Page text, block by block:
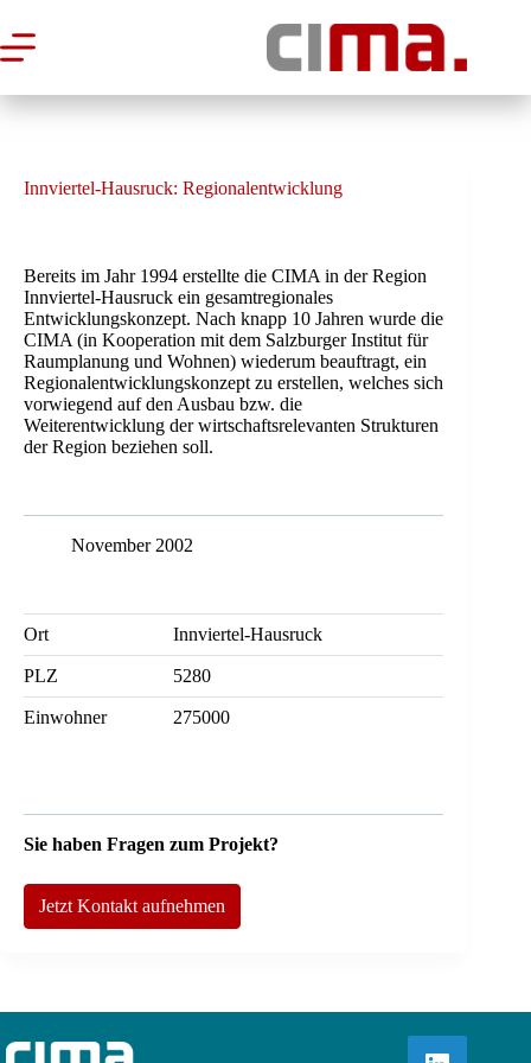
Inhalt
springen
Innviertel-Hausruck: Regionalentwicklung
Bereits im Jahr 1994 erstellte die CIMA in der Region
Innviertel-Hausruck ein gesamtregionales
Entwicklungskonzept. Nach knapp 10 Jahren wurde die
CIMA (in Kooperation mit dem Salzburger Institut für
Raumplanung und Wohnen) wiederum beauftragt, ein
Regionalentwicklungskonzept zu erstellen, welches sich
vorwiegend auf den Ausbau bzw. die
Weiterentwicklung der wirtschaftsrelevanten Strukturen
der Region beziehen soll.
November 2002
Ort Innviertel-Hausruck
PLZ 5280
Einwohner 275000
Sie haben Fragen zum Projekt?
Jetzt Kontakt aufnehmen